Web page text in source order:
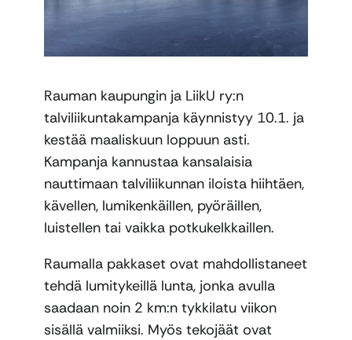
Rauman kaupungin ja LiikU ry:n
talviliikuntakampanja käynnistyy 10.1. ja
kestää maaliskuun loppuun asti.
Kampanja kannustaa kansalaisia
nauttimaan talviliikunnan iloista hiihtäen,
kävellen, lumikenkäillen, pyöräillen,
luistellen tai vaikka potkukelkkaillen.
Raumalla pakkaset ovat mahdollistaneet
tehdä lumitykeillä lunta, jonka avulla
saadaan noin 2 km:n tykkilatu viikon
sisällä valmiiksi. Myös tekojäät ovat